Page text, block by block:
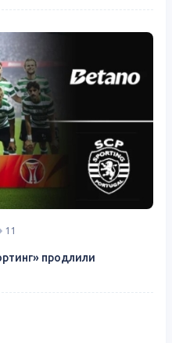
11
продлили